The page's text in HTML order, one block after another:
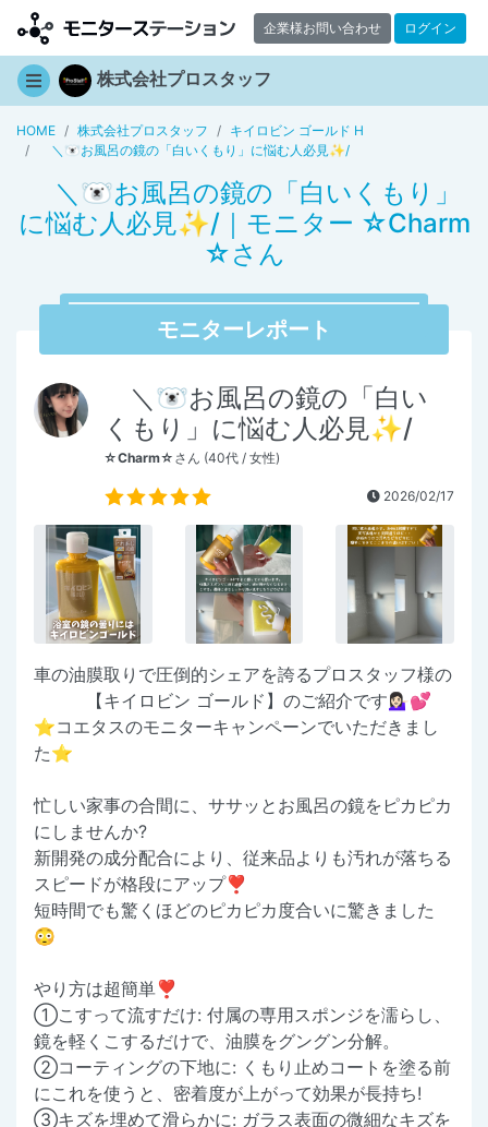
企業様お問い合わせ ログイン
株式会社プロスタッフ
HOME 株式会社プロスタッフ
キイロビン ゴールド H
＼🐻‍❄️お風呂の鏡の「白いくもり」に悩む人必見✨/
＼🐻‍❄️お風呂の鏡の「白いくもり」
に悩む人必見✨/｜モニター ☆Charm
☆さん
モニターレポート
＼🐻‍❄️お風呂の鏡の「白い
くもり」に悩む人必見✨/
☆Charm☆ さん (40代 / 女性)
2026/02/17
車の油膜取りで圧倒的シェアを誇るプロスタッフ様の
【キイロビン ゴールド】のご紹介です💁🏻‍♀️💕
⭐️コエタスのモニターキャンペーンでいただきまし
た⭐️
忙しい家事の合間に、ササッとお風呂の鏡をピカピカ
にしませんか?
新開発の成分配合により、従来品よりも汚れが落ちる
スピードが格段にアップ❣️
短時間でも驚くほどのピカピカ度合いに驚きました
😳
やり方は超簡単❣️
①こすって流すだけ: 付属の専用スポンジを濡らし、
鏡を軽くこするだけで、油膜をグングン分解。
②コーティングの下地に: くもり止めコートを塗る前
にこれを使うと、密着度が上がって効果が長持ち!
③キズを埋めて滑らかに: ガラス表面の微細なキズを